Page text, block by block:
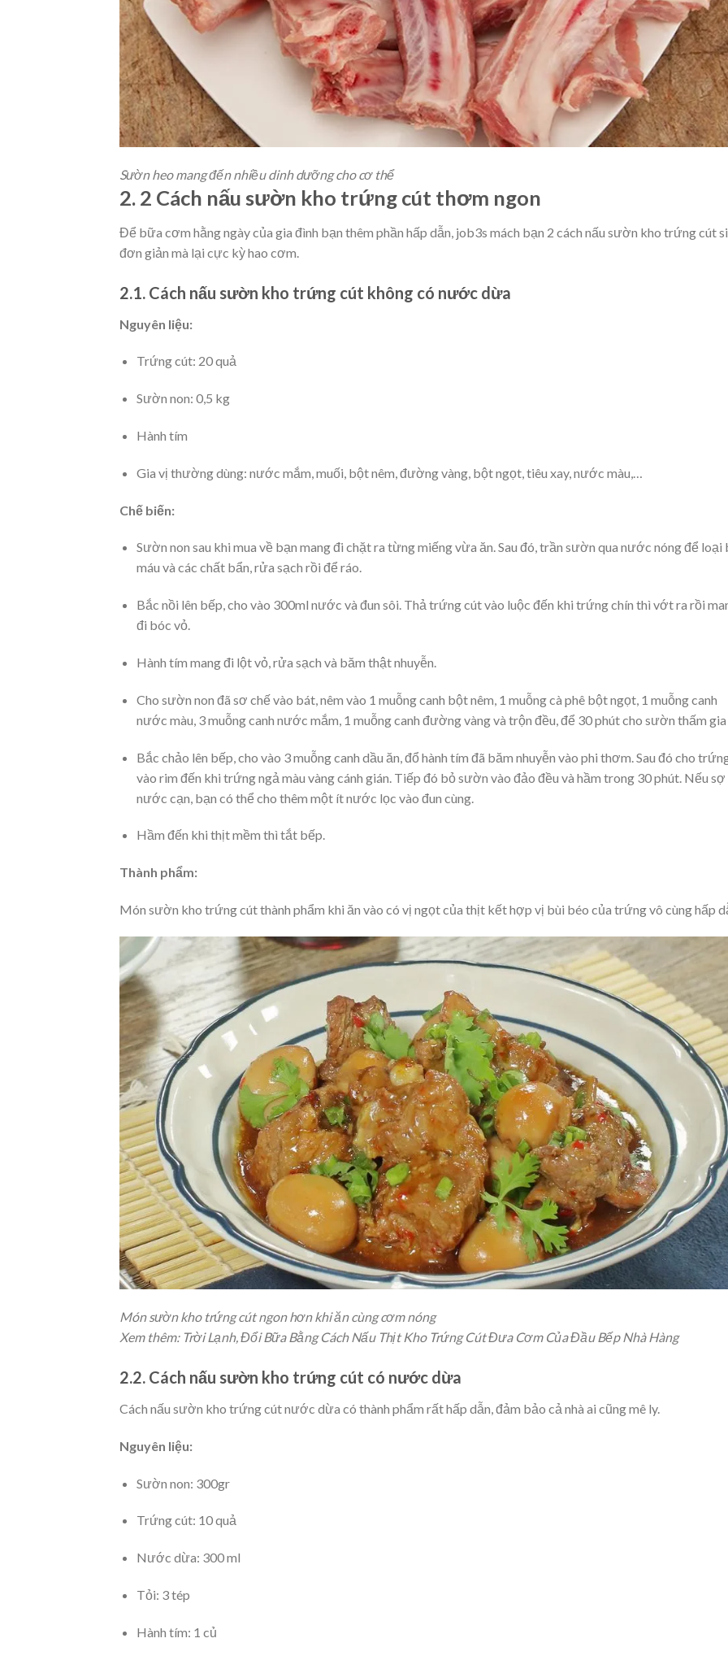
Sườn heo mang đến nhiều dinh dưỡng cho cơ thể
2. 2 Cách nấu sườn kho trứng cút thơm ngon
Để bữa cơm hằng ngày của gia đình bạn thêm phần hấp dẫn, job3s mách bạn 2 cách nấu sườn kho trứng cút
đơn giản mà lại cực kỳ hao cơm.
2.1. Cách nấu sườn kho trứng cút không có nước dừa
Nguyên liệu:
Trứng cút: 20 quả
Sườn non: 0,5 kg
Hành tím
Gia vị thường dùng: nước mắm, muối, bột nêm, đường vàng, bột ngọt, tiêu xay, nước màu,…
Chế biến:
Sườn non sau khi mua về bạn mang đi chặt ra từng miếng vừa ăn. Sau đó, trần sườn qua nước nóng để loại
máu và các chất bẩn, rửa sạch rồi để ráo.
Bắc nồi lên bếp, cho vào 300ml nước và đun sôi. Thả trứng cút vào luộc đến khi trứng chín thì vớt ra rồi
đi bóc vỏ.
Hành tím mang đi lột vỏ, rửa sạch và băm thật nhuyễn.
Cho sườn non đã sơ chế vào bát, nêm vào 1 muỗng canh bột nêm, 1 muỗng cà phê bột ngọt, 1 muỗng canh
nước màu, 3 muỗng canh nước mắm, 1 muỗng canh đường vàng và trộn đều, để 30 phút cho sườn thấm gia
Bắc chảo lên bếp, cho vào 3 muỗng canh dầu ăn, đổ hành tím đã băm nhuyễn vào phi thơm. Sau đó cho
vào rim đến khi trứng ngả màu vàng cánh gián. Tiếp đó bỏ sườn vào đảo đều và hầm trong 30 phút. Nếu sợ
nước cạn, bạn có thể cho thêm một ít nước lọc vào đun cùng.
Hầm đến khi thịt mềm thì tắt bếp.
Thành phẩm:
Món sườn kho trứng cút thành phẩm khi ăn vào có vị ngọt của thịt kết hợp vị bùi béo của trứng vô cùng hấp
Món sườn kho trứng cút ngon hơn khi ăn cùng cơm nóng
Xem thêm: Trời Lạnh, Đổi Bữa Bằng Cách Nấu Thịt Kho Trứng Cút Đưa Cơm Của Đầu Bếp Nhà Hàng
2.2. Cách nấu sườn kho trứng cút có nước dừa
Cách nấu sườn kho trứng cút nước dừa có thành phẩm rất hấp dẫn, đảm bảo cả nhà ai cũng mê ly.
Nguyên liệu:
Sườn non: 300gr
Trứng cút: 10 quả
Nước dừa: 300 ml
Tỏi: 3 tép
Hành tím: 1 củ